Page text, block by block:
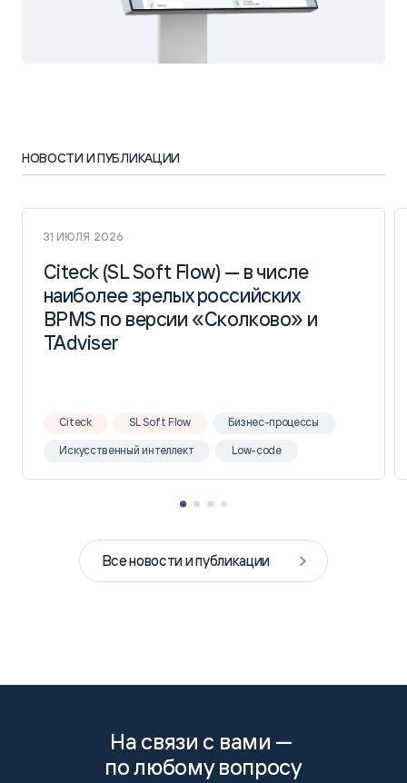
НОВОСТИ И ПУБЛИКАЦИИ
31 ИЮЛЯ 2026
Citeck (SL Soft Flow) — в числе
наиболее зрелых российских
BPMS по версии «Сколково» и
TAdviser
Citeck (SL Soft Flow) — в числе
наиболее зрелых российских
BPMS по версии «Сколково» и
TAdviser
Citeck SL Soft Flow Бизнес-процессы
Искусственный интеллект Low-code
Все новости и публикации
На связи с вами —
по любому вопросу